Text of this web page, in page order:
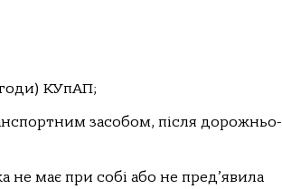
КУпАП;
засобом, після дорожньо-
не має при собі або не пред’явила